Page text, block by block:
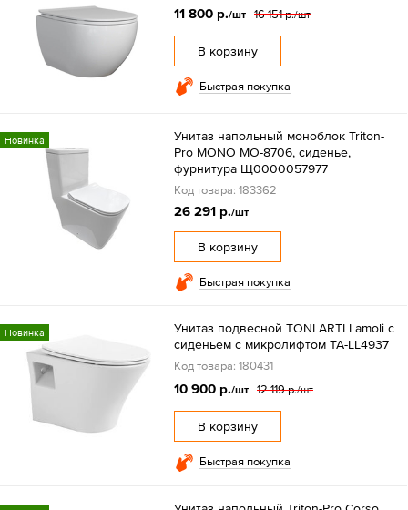
11 800 р./шт 16 151 р./шт
В корзину
Быстрая покупка
Новинка
Унитаз напольный моноблок Triton-
Pro MONO MO-8706, сиденье,
фурнитура Щ0000057977
Код товара: 183362
26 291 р./шт
В корзину
Быстрая покупка
Новинка
Унитаз подвесной TONI ARTI Lamoli с
сиденьем с микролифтом TA-LL4937
Код товара: 180431
10 900 р./шт 12 119 р./шт
В корзину
Быстрая покупка